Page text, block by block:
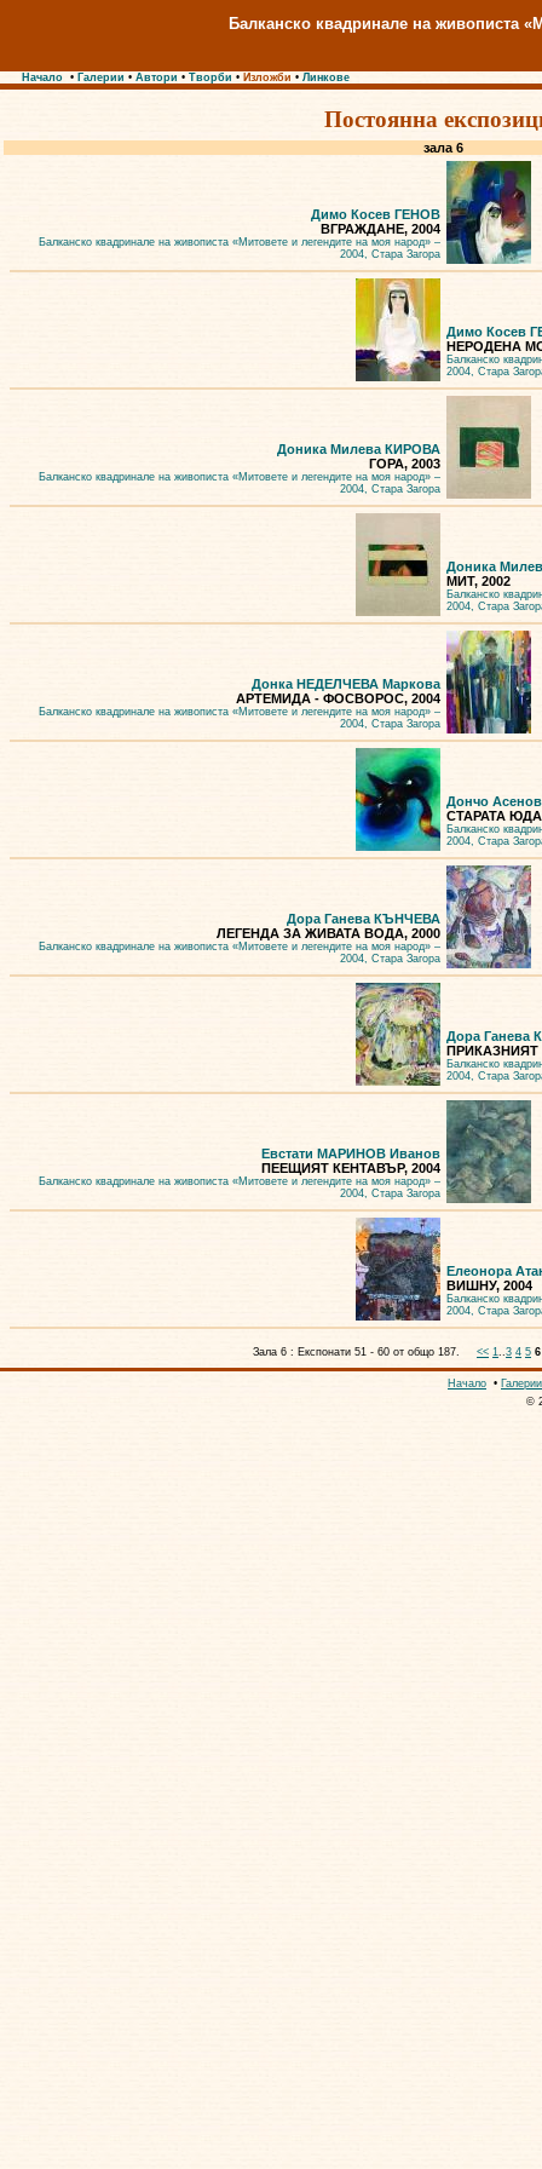
Балканско квадринале на живописта
Начало • Галерии • Автори • Творби • Изложби • Линкове
Постоянна
зала 6
Димо Косев ГЕНОВ
ВГРАЖДАНЕ, 2004
Балканско квадринале на живописта «Митовете и легендите на моя народ» –
2004, Стара Загора
Димо Косев
НЕРОДЕНА
Балканско
2004, Стара
Доника Милева КИРОВА
ГОРА, 2003
Балканско квадринале на живописта «Митовете и легендите на моя народ» –
2004, Стара Загора
Доника
МИТ, 2002
Балканско
2004, Стара
Донка НЕДЕЛЧЕВА Маркова
АРТЕМИДА - ФОСВОРОС, 2004
Балканско квадринале на живописта «Митовете и легендите на моя народ» –
2004, Стара Загора
Дончо
СТАРАТА
Балканско
2004, Стара
Дора Ганева КЪНЧЕВА
ЛЕГЕНДА ЗА ЖИВАТА ВОДА, 2000
Балканско квадринале на живописта «Митовете и легендите на моя народ» –
2004, Стара Загора
Дора Ганева
ПРИКАЗНИЯТ
Балканско
2004, Стара
Евстати МАРИНОВ Иванов
ПЕЕЩИЯТ КЕНТАВЪР, 2004
Балканско квадринале на живописта «Митовете и легендите на моя народ» –
2004, Стара Загора
Елеонора
ВИШНУ, 2004
Балканско
2004, Стара
Зала 6 : Експонати 51 - 60 от общо 187. << 1..3 4 5 6
Начало • Галерии
©